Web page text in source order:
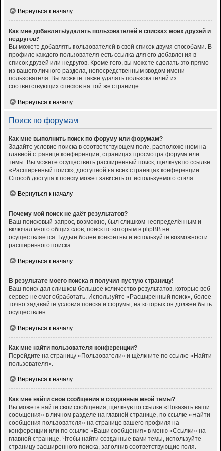
Вернуться к началу
Как мне добавлять/удалять пользователей в списках моих друзей и
недругов?
Вы можете добавлять пользователей в свой список двумя способами. В
профиле каждого пользователя есть ссылка для его добавления в
список друзей или недругов. Кроме того, вы можете сделать это прямо
из вашего личного раздела, непосредственным вводом имени
пользователя. Вы можете также удалять пользователей из
соответствующих списков на той же странице.
Вернуться к началу
Поиск по форумам
Как мне выполнить поиск по форуму или форумам?
Задайте условие поиска в соответствующем поле, расположенном на
главной странице конференции, страницах просмотра форума или
темы. Вы можете осуществить расширенный поиск, щёлкнув по ссылке
«Расширенный поиск», доступной на всех страницах конференции.
Способ доступа к поиску может зависеть от используемого стиля.
Вернуться к началу
Почему мой поиск не даёт результатов?
Ваш поисковый запрос, возможно, был слишком неопределённым и
включал много общих слов, поиск по которым в phpBB не
осуществляется. Будьте более конкретны и используйте возможности
расширенного поиска.
Вернуться к началу
В результате моего поиска я получил пустую страницу!
Ваш поиск дал слишком большое количество результатов, которые веб-
сервер не смог обработать. Используйте «Расширенный поиск», более
точно задавайте условия поиска и форумы, на которых он должен быть
осуществлён.
Вернуться к началу
Как мне найти пользователя конференции?
Перейдите на страницу «Пользователи» и щёлкните по ссылке «Найти
пользователя».
Вернуться к началу
Как мне найти свои сообщения и созданные мной темы?
Вы можете найти свои сообщения, щёлкнув по ссылке «Показать ваши
сообщения» в личном разделе на главной странице, по ссылке «Найти
сообщения пользователя» на странице вашего профиля на
конференции или по ссылке «Ваши сообщения» в меню «Ссылки» на
главной странице. Чтобы найти созданные вами темы, используйте
страницу расширенного поиска, заполнив соответствующие поля.